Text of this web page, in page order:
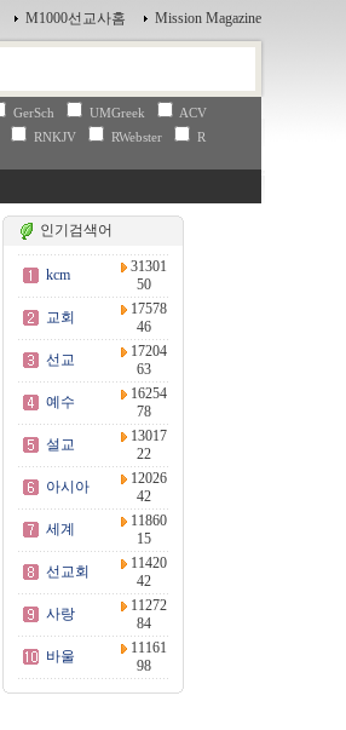
M1000선교사홈 Mission Magazine
GerSch UMGreek
ACV
RNKJV RWebster
R
인기검색어
kcm
31301
50
교회
17578
46
선교
17204
63
예수
16254
78
설교
13017
22
아시아
12026
42
세계
11860
15
선교회
11420
42
사랑
11272
84
바울
11161
98